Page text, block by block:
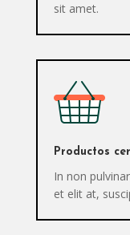
sit amet.
Productos
In non
et elit at,